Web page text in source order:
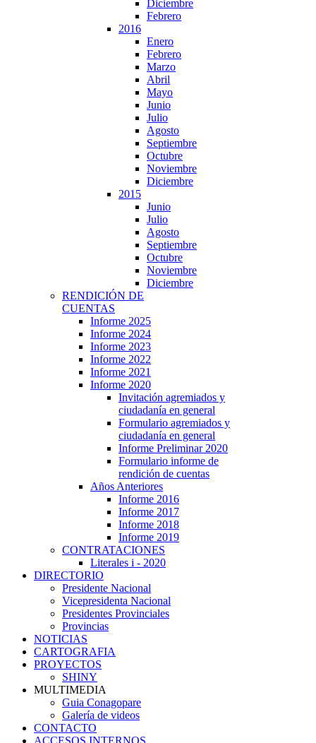
Diciembre
Febrero
2016
Enero
Febrero
Marzo
Abril
Mayo
Junio
Julio
Agosto
Septiembre
Octubre
Noviembre
Diciembre
2015
Junio
Julio
Agosto
Septiembre
Octubre
Noviembre
Diciembre
RENDICIÓN DE
CUENTAS
Informe 2025
Informe 2024
Informe 2023
Informe 2022
Informe 2021
Informe 2020
Invitación agremiados y
ciudadanía en general
Formulario agremiados y
ciudadanía en general
Informe Preliminar 2020
Formulario informe de
rendición de cuentas
Años Anteriores
Informe 2016
Informe 2017
Informe 2018
Informe 2019
CONTRATACIONES
Literales i - 2020
DIRECTORIO
Presidente Nacional
Vicepresidenta Nacional
Presidentes Provinciales
Provincias
NOTICIAS
CARTOGRAFIA
PROYECTOS
SHINY
MULTIMEDIA
Guia Conagopare
Galería de videos
CONTACTO
ACCESOS INTERNOS